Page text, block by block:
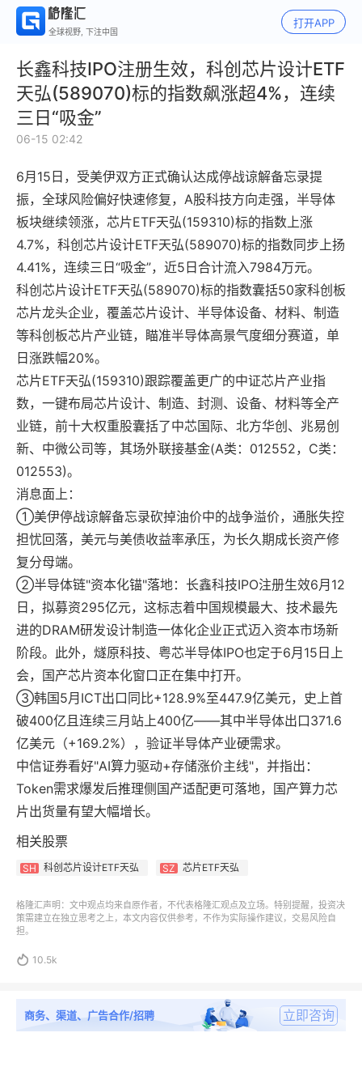
全球视野, 下注中国
打开APP
长鑫科技IPO注册生效，科创芯片设计ETF
天弘(589070)标的指数飙涨超4%，连续
三日“吸金”
06-15 02:42
6月15日，受美伊双方正式确认达成停战谅解备忘录提
振，全球风险偏好快速修复，A股科技方向走强，半导体
板块继续领涨，芯片ETF天弘(159310)标的指数上涨
4.7%，科创芯片设计ETF天弘(589070)标的指数同步上扬
4.41%，连续三日“吸金”，近5日合计流入7984万元。
科创芯片设计ETF天弘(589070)标的指数囊括50家科创板
芯片龙头企业，覆盖芯片设计、半导体设备、材料、制造
等科创板芯片产业链，瞄准半导体高景气度细分赛道，单
日涨跌幅20%。
芯片ETF天弘(159310)跟踪覆盖更广的中证芯片产业指
数，一键布局芯片设计、制造、封测、设备、材料等全产
业链，前十大权重股囊括了中芯国际、北方华创、兆易创
新、中微公司等，其场外联接基金(A类：012552，C类：
012553)。
消息面上：
①美伊停战谅解备忘录砍掉油价中的战争溢价，通胀失控
担忧回落，美元与美债收益率承压，为长久期成长资产修
复分母端。
②半导体链"资本化锚"落地：长鑫科技IPO注册生效6月12
日，拟募资295亿元，这标志着中国规模最大、技术最先
进的DRAM研发设计制造一体化企业正式迈入资本市场新
阶段。此外，燧原科技、粤芯半导体IPO也定于6月15日上
会，国产芯片资本化窗口正在集中打开。
③韩国5月ICT出口同比+128.9%至447.9亿美元，史上首
破400亿且连续三月站上400亿——其中半导体出口371.6
亿美元（+169.2%），验证半导体产业硬需求。
中信证券看好"AI算力驱动+存储涨价主线"，并指出：
Token需求爆发后推理侧国产适配更可落地，国产算力芯
片出货量有望大幅增长。
相关股票
SH 科创芯片设计ETF天弘 SZ 芯片ETF天弘
格隆汇声明：文中观点均来自原作者，不代表格隆汇观点及立场。特别提醒，投资决
策需建立在独立思考之上，本文内容仅供参考，不作为实际操作建议，交易风险自
担。
 10.5k
商务、渠道、广告合作/招聘 立即咨询